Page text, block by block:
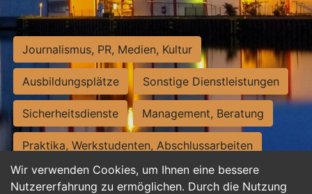
Wir verwenden Cookies, um Ihnen eine bessere
Nutzererfahrung zu ermöglichen. Durch die Nutzung
Journalismus, PR, Medien, Kultur
Ausbildungsplätze Sonstige Dienstleistungen
Sicherheitsdienste Management, Beratung
Praktika, Werkstudenten, Abschlussarbeiten
Personalwesen Assistenz, Sekretariat